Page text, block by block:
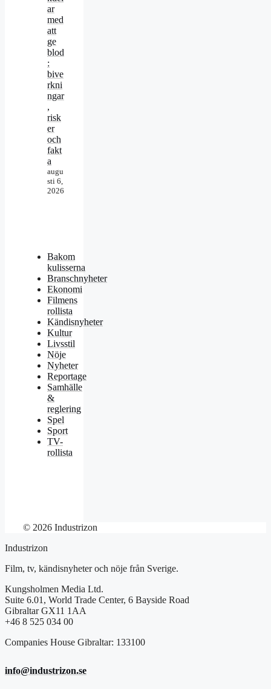
ar
med
att
ge
blod
:
bive
rkni
ngar
,
risk
er
och
fakt
a
augu
sti 6,
2026
Bakom
kulisserna
Branschnyheter
Ekonomi
Filmens
rollista
Kändisnyheter
Kultur
Livsstil
Nöje
Nyheter
Reportage
Samhälle
&
reglering
Spel
Sport
TV-
rollista
© 2026 Industrizon
Industrizon
Film, tv, kändisnyheter och nöje från Sverige.
Kungsholmen Media Ltd.
Suite 6.01, World Trade Center, 6 Bayside Road
Gibraltar GX11 1AA
+46 8 525 034 00
Companies House Gibraltar: 133100
info@industrizon.se